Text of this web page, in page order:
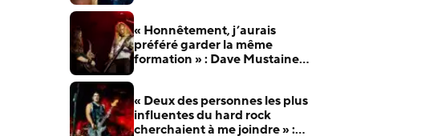
« Honnêtement, j’aurais
préféré garder la même
formation » : Dave Mustaine
Megadeth
« Deux des personnes les plus
influentes du hard rock
cherchaient à me joindre » :